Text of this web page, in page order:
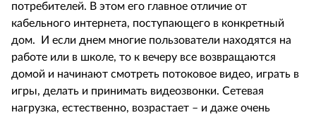
потребителей. В этом его главное отличие от
кабельного интернета, поступающего в конкретный
дом.
И если днем многие пользователи находятся на
работе или в школе, то к вечеру все возвращаются
домой и начинают смотреть потоковое видео, играть в
игры, делать и принимать видеозвонки. Сетевая
нагрузка, естественно, возрастает – и даже очень